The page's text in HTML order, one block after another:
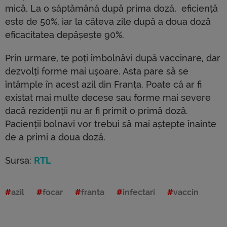
mică. La o săptămână după prima doză, eficiență
este de 50%, iar la câteva zile după a doua doză
eficacitatea depășește 90%.
Prin urmare, te poți îmbolnăvi după vaccinare, dar
dezvolți forme mai ușoare. Asta pare să se
întâmple în acest azil din Franța. Poate că ar fi
existat mai multe decese sau forme mai severe
dacă rezidenții nu ar fi primit o primă doză.
Pacienții bolnavi vor trebui să mai aștepte înainte
de a primi a doua doză.
Sursa: RTL
azil focar franta infectari vaccin